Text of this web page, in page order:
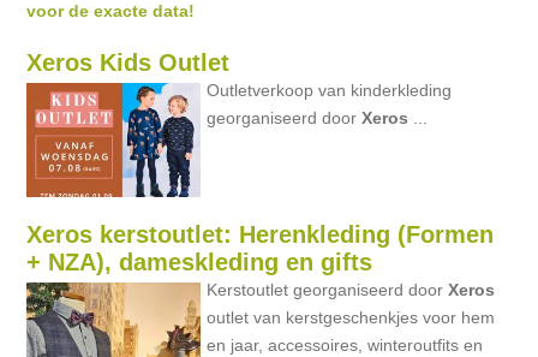
voor de exacte data!
Xeros Kids Outlet
Outletverkoop van kinderkleding
georganiseerd doorXeros
Xeros kerstoutlet: Herenkleding (Formen
+ NZA), dameskleding en gifts
Kerstoutlet georganiseerd doorXeros
outlet van kerstgeschenkjes voor hem
en jaar, accessoires, winteroutfits en